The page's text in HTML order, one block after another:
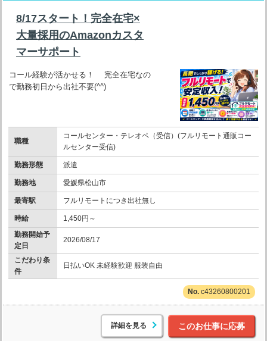
8/17スタート！完全在宅×
大量採用のAmazonカスタ
マーサポート
コール経験が活かせる！ 完全在宅なの
で勤務初日から出社不要(^^)
職種
コールセンター・テレオペ（受信）(フルリモート通販コー
ルセンター受信)
勤務形態 派遣
勤務地 愛媛県松山市
最寄駅 フルリモートにつき出社無し
時給
1,450円～
勤務開始予
定日
2026/08/17
こだわり条
件
日払いOK 未経験歓迎 服装自由
c43260800201
詳細を見る このお仕事に応募